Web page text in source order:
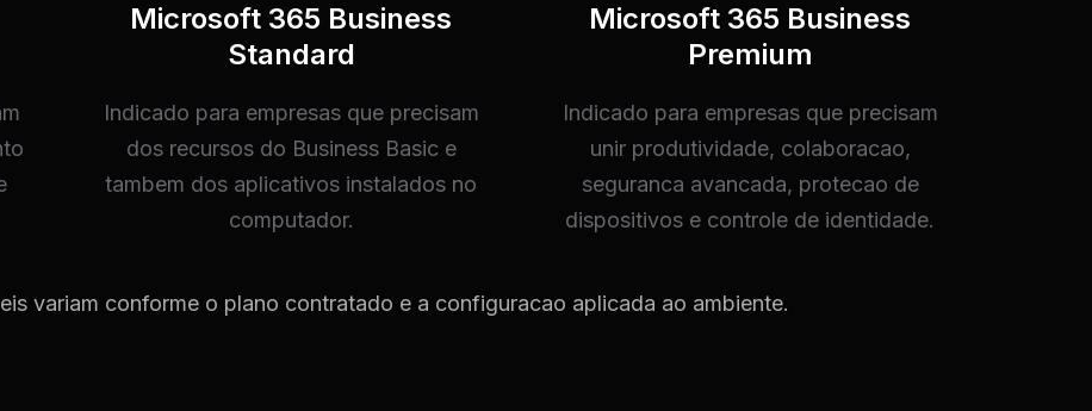
Microsoft 365 Business
Standard
Indicado para empresas que precisam
dos recursos do Business Basic e
tambem dos aplicativos instalados no
computador.
Microsoft 365 Business
Premium
Indicado para empresas que precisam
unir produtividade, colaboracao,
seguranca avancada, protecao de
dispositivos e controle de identidade.
variam conforme o plano contratado e a configuracao aplicada ao ambiente.